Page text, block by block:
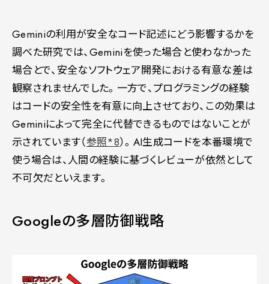
Geminiの利用が安全なコード記述にどう影響するかを
調べた研究では、Geminiを使った場合と使わなかった
場合とで、安全なソフトウェア開発における有意な差は
観察されませんでした。一方で、プログラミングの経験
はコードの安全性を有意に向上させており、この効果は
Geminiによって完全に代替できるものではないことが
示されています（参照*8）。AI生成コードを本番環境で
使う場合は、人間の経験に基づくレビューが依然として
不可欠だといえます。
Googleの多層防御戦略